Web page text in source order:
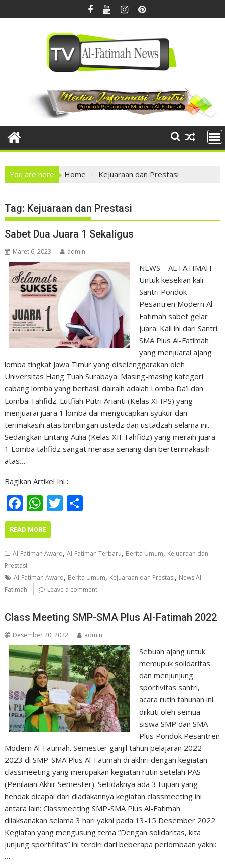
to
You are here Home Kejuaraan dan Prestasi
Tag: Kejuaraan dan Prestasi
Sabet Dua Juara 1 Sekaligus
Maret 6, 2023 admin
NEWS – AL FATIMAH
Untuk kesekian kali
Santri Pondok
Pesantren Modern Al-
Fatimah sabet gelar
juara. Kali ini dari Santri
SMA Plus Al-Fatimah
yang menjuarai ajang
lomba tingkat Jawa Timur yang diselenggarakan oleh
Universitas Hang Tuah Surabaya. Masing-masing kategori
cabang lomba yang berhasil dairaih adalah Lomba Da’i dan
Lomba Tahfidz. Lutfiah Putri Arianti (Kelas XI IPS) yang
menjuarai juara 1 lomba dai mengucapkan syukur dan
terimakasih atas bimbingan ustadz dan ustadzah selama ini.
Sedangkan Lintang Aulia (Kelas XII Tahfidz) yang meraih juara
1 Lomba tahfidz sangat merasa senang dan berterimakasih
atas…
Bagikan Artikel Ini :
F
ac
e
b
o
o
k
W
h
at
s
p
p
T
er e
READ MORE
Al-Fatimah Award,Al-Fatimah Terbaru, Berita Umum, Kejuaraan dan
Prestasi
Al-Fatimah Award, Berita Umum, Kejuaraan dan Prestasi, News Al-
Fatimah
Leave a comment
Class Meeting SMP-SMA Plus Al-Fatimah 2022
Desember 20, 2022 admin
Sebuah ajang untuk
memupuk solidaritas
dan menjunjung
sportivitas santri,
acara rutin tahunan ini
diikuti oleh semua
siswa SMP dan SMA
Plus Pondok Pesantren
Modern Al-Fatimah. Semester ganjil tahun pelajaran 2022-
2023 di SMP-SMA Plus Al-Fatimah di akhiri dengan kegiatan
classmeeting yang merupakan kegiatan rutin setelah PAS
(Penilaian Akhir Semester). Setidaknya ada 3 tujuan yang
hendak dicapai dari diadakannya kegiatan classmeeting ini
antara lain: Classmeeting SMP-SMA Plus Al-Fatimah
dilaksanakan selama 3 hari yakni pada 13-15 Desember 2022.
Kegiatan yang mengusung tema “Dengan solidaritas, kita
junjung sportifitas” ini terdiri dari beberapa perlombaan yakni:
…